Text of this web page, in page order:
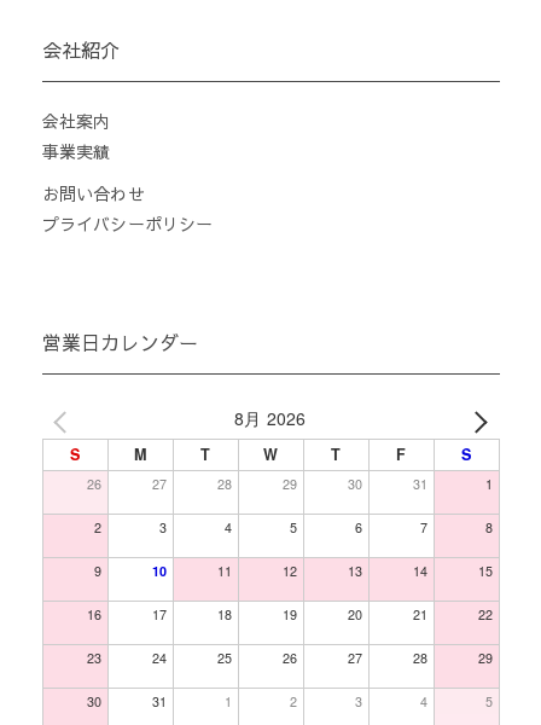
会社紹介
会社案内
事業実績
お問い合わせ
プライバシーポリシー
営業日カレンダー
8月 2026
S M T W T F S
26 27 28 29 30 31 1
2 3 4 5 6 7 8
9 10 11 12 13 14 15
16 17 18 19 20 21 22
23 24 25 26 27 28 29
30 31 1 2 3 4 5